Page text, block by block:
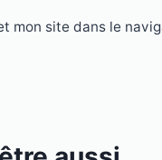
mon site dans le